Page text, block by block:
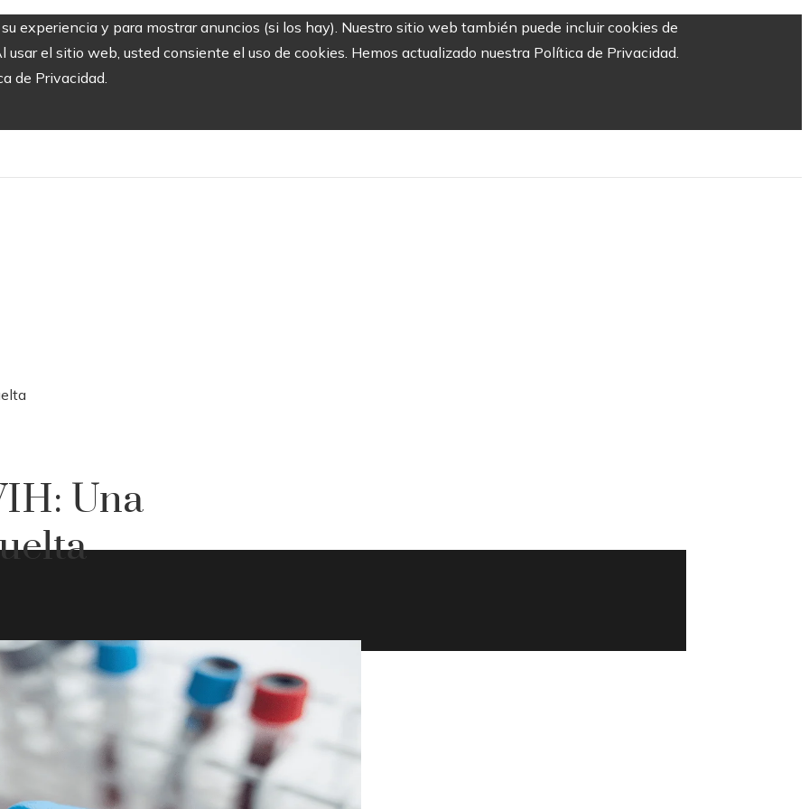
experiencia y para mostrar anuncios (si los hay). Nuestro sitio web también puede incluir cookies de
el sitio web, usted consiente el uso de cookies. Hemos actualizado nuestra Política de Privacidad.
de Privacidad.
Una